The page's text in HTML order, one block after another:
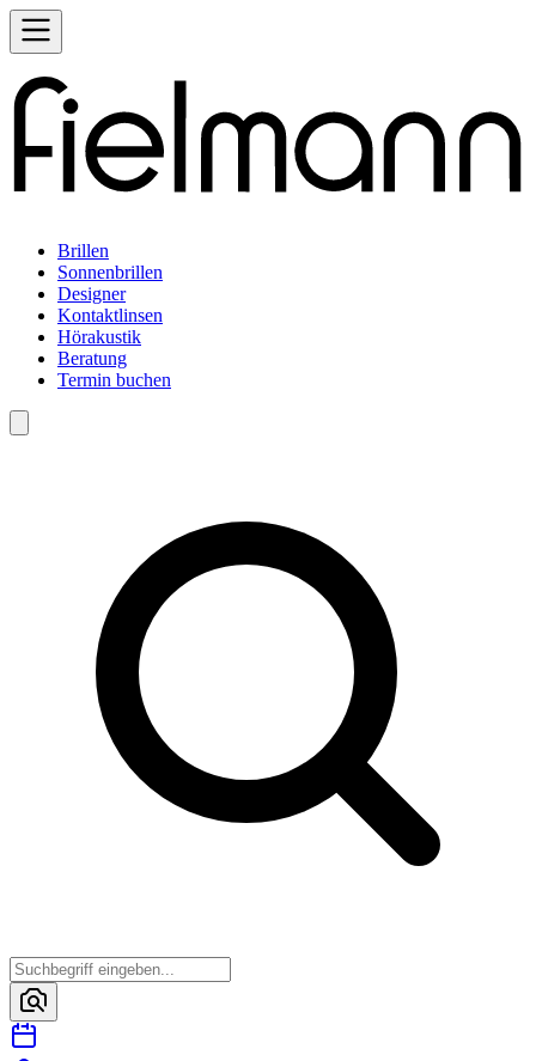
Brillen
Sonnenbrillen
Designer
Kontaktlinsen
Hörakustik
Beratung
Termin buchen